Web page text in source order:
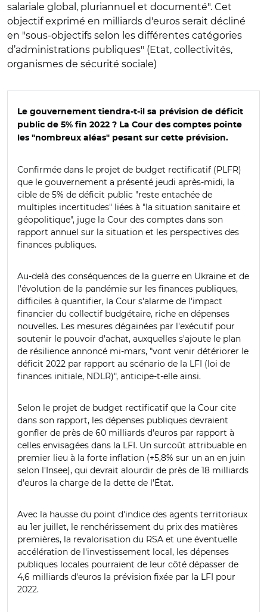
salariale global, pluriannuel et documenté". Cet
objectif exprimé en milliards d'euros serait décliné
en "sous-objectifs selon les différentes catégories
d’administrations publiques" (Etat, collectivités,
organismes de sécurité sociale)
Le gouvernement tiendra-t-il sa prévision de déficit
public de 5% fin 2022 ? La Cour des comptes pointe
les "nombreux aléas" pesant sur cette prévision.
Confirmée dans le projet de budget rectificatif (PLFR)
que le gouvernement a présenté jeudi après-midi, la
cible de 5% de déficit public "reste entachée de
multiples incertitudes" liées à "la situation sanitaire et
géopolitique", juge la Cour des comptes dans son
rapport annuel sur la situation et les perspectives des
finances publiques.
Au-delà des conséquences de la guerre en Ukraine et de
l'évolution de la pandémie sur les finances publiques,
difficiles à quantifier, la Cour s'alarme de l'impact
financier du collectif budgétaire, riche en dépenses
nouvelles. Les mesures dégainées par l'exécutif pour
soutenir le pouvoir d'achat, auxquelles s'ajoute le plan
de résilience annoncé mi-mars, "vont venir détériorer le
déficit 2022 par rapport au scénario de la LFI (loi de
finances initiale, NDLR)", anticipe-t-elle ainsi.
Selon le projet de budget rectificatif que la Cour cite
dans son rapport, les dépenses publiques devraient
gonfler de près de 60 milliards d'euros par rapport à
celles envisagées dans la LFI. Un surcoût attribuable en
premier lieu à la forte inflation (+5,8% sur un an en juin
selon l'Insee), qui devrait alourdir de près de 18 milliards
d'euros la charge de la dette de l'État.
Avec la hausse du point d'indice des agents territoriaux
au 1er juillet, le renchérissement du prix des matières
premières, la revalorisation du RSA et une éventuelle
accélération de l'investissement local, les dépenses
publiques locales pourraient de leur côté dépasser de
4,6 milliards d'euros la prévision fixée par la LFI pour
2022.